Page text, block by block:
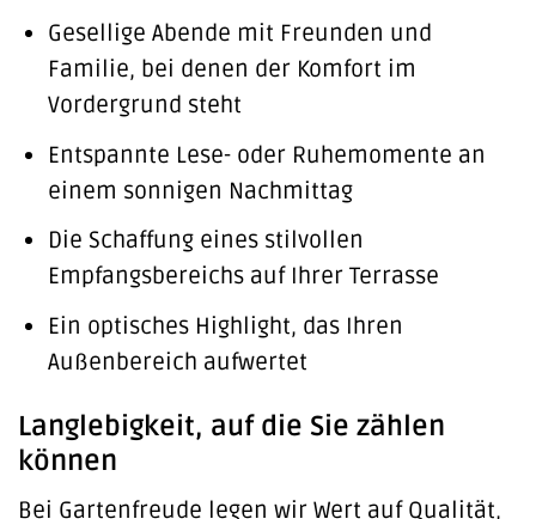
Gesellige Abende mit Freunden und
Familie, bei denen der Komfort im
Vordergrund steht
Entspannte Lese- oder Ruhemomente an
einem sonnigen Nachmittag
Die Schaffung eines stilvollen
Empfangsbereichs auf Ihrer Terrasse
Ein optisches Highlight, das Ihren
Außenbereich aufwertet
Langlebigkeit, auf die Sie zählen
können
Bei Gartenfreude legen wir Wert auf Qualität,